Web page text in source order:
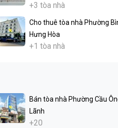
+3 tòa nhà
Cho thuê tòa nhà Phường
Hưng Hòa
+1 tòa nhà
Bán tòa nhà Phường Cầu
Lãnh
+20